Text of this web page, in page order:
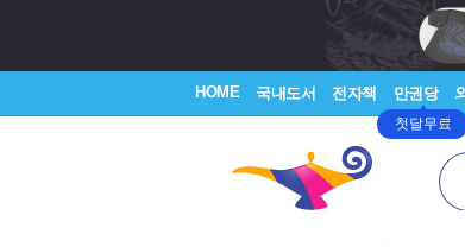
HOME 국내도서 전자책 만권당
첫달무료